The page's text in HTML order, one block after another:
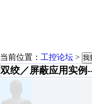
当前位置： 工控论坛 > 我
双绞／屏蔽应用实例